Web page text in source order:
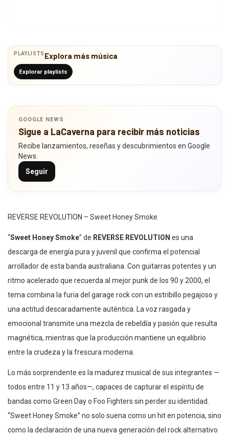
PLAYLISTS Explora más música
Explorar playlists
GOOGLE NEWS
Sigue a LaCaverna para recibir más noticias
Recibe lanzamientos, reseñas y descubrimientos en Google
News.
Seguir
REVERSE REVOLUTION – Sweet Honey Smoke
“Sweet Honey Smoke” de REVERSE REVOLUTION es una
descarga de energía pura y juvenil que confirma el potencial
arrollador de esta banda australiana. Con guitarras potentes y un
ritmo acelerado que recuerda al mejor punk de los 90 y 2000, el
tema combina la furia del garage rock con un estribillo pegajoso y
una actitud descaradamente auténtica. La voz rasgada y
emocional transmite una mezcla de rebeldía y pasión que resulta
magnética, mientras que la producción mantiene un equilibrio
entre la crudeza y la frescura moderna.
Lo más sorprendente es la madurez musical de sus integrantes —
todos entre 11 y 13 años—, capaces de capturar el espíritu de
bandas como Green Day o Foo Fighters sin perder su identidad.
“Sweet Honey Smoke” no solo suena como un hit en potencia, sino
como la declaración de una nueva generación del rock alternativo